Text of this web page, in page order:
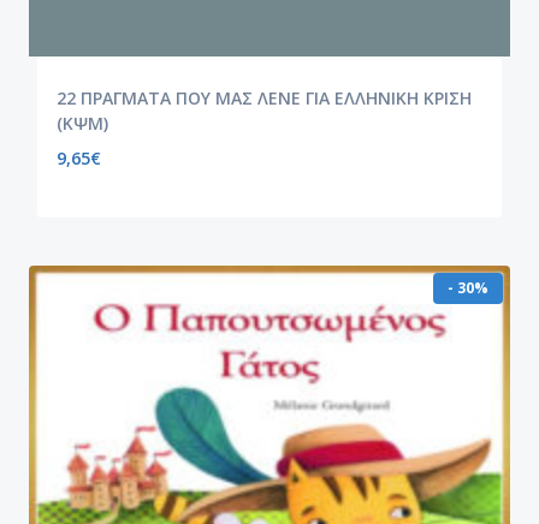
22 ΠΡΑΓΜΑΤΑ ΠΟΥ ΜΑΣ ΛΕΝΕ ΓΙΑ ΕΛΛΗΝΙΚΗ ΚΡΙΣΗ
(ΚΨΜ)
9,65€
- 30%